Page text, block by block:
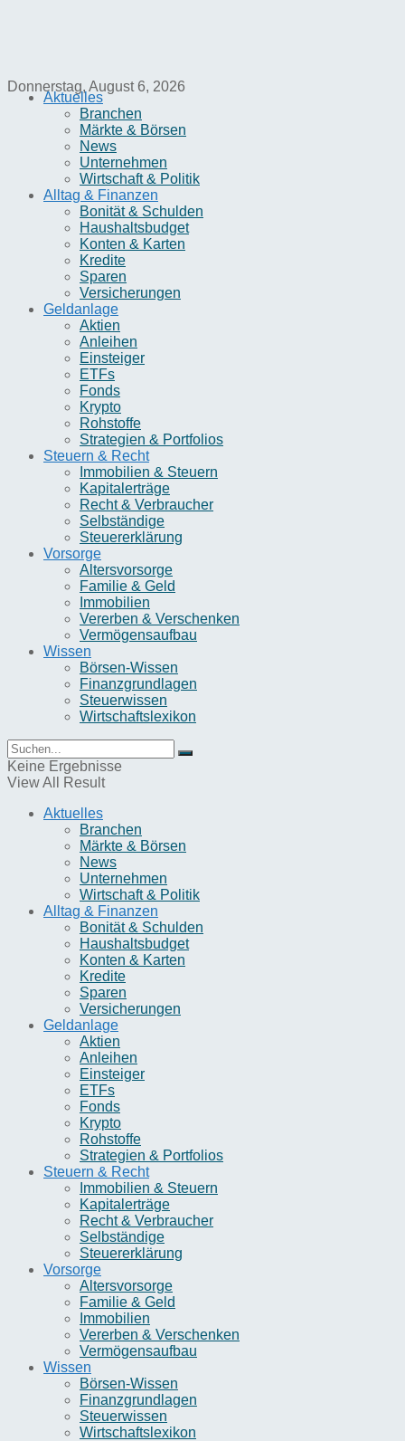
Donnerstag, August 6, 2026
Aktuelles
Branchen
Märkte & Börsen
News
Unternehmen
Wirtschaft & Politik
Alltag & Finanzen
Bonität & Schulden
Haushaltsbudget
Konten & Karten
Kredite
Sparen
Versicherungen
Geldanlage
Aktien
Anleihen
Einsteiger
ETFs
Fonds
Krypto
Rohstoffe
Strategien & Portfolios
Steuern & Recht
Immobilien & Steuern
Kapitalerträge
Recht & Verbraucher
Selbständige
Steuererklärung
Vorsorge
Altersvorsorge
Familie & Geld
Immobilien
Vererben & Verschenken
Vermögensaufbau
Wissen
Börsen-Wissen
Finanzgrundlagen
Steuerwissen
Wirtschaftslexikon
Keine Ergebnisse
View All Result
Aktuelles
Branchen
Märkte & Börsen
News
Unternehmen
Wirtschaft & Politik
Alltag & Finanzen
Bonität & Schulden
Haushaltsbudget
Konten & Karten
Kredite
Sparen
Versicherungen
Geldanlage
Aktien
Anleihen
Einsteiger
ETFs
Fonds
Krypto
Rohstoffe
Strategien & Portfolios
Steuern & Recht
Immobilien & Steuern
Kapitalerträge
Recht & Verbraucher
Selbständige
Steuererklärung
Vorsorge
Altersvorsorge
Familie & Geld
Immobilien
Vererben & Verschenken
Vermögensaufbau
Wissen
Börsen-Wissen
Finanzgrundlagen
Steuerwissen
Wirtschaftslexikon